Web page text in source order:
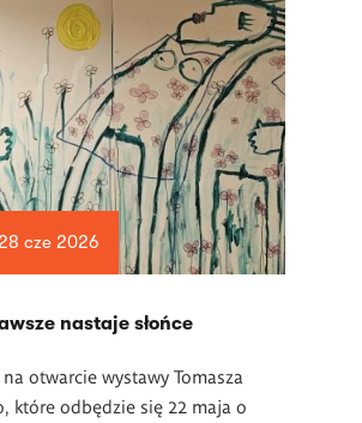
cze 2026
nastaje słońce
otwarcie wystawy Tomasza
które odbędzie się 22 maja o